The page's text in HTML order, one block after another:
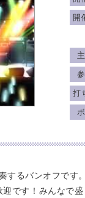
開
打
るバンオフです。
です！みんなで盛